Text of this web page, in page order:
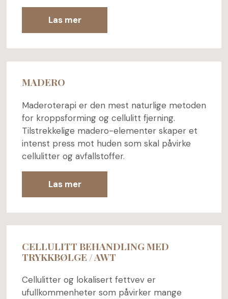
Las mer
MADERO
Maderoterapi er den mest naturlige metoden
for kroppsforming og cellulitt fjerning.
Tilstrekkelige madero-elementer skaper et
intenst press mot huden som skal påvirke
cellulitter og avfallstoffer.
Las mer
CELLULITT BEHANDLING MED
TRYKKBØLGE / AWT
Cellulitter og lokalisert fettvev er
ufullkommenheter som påvirker mange